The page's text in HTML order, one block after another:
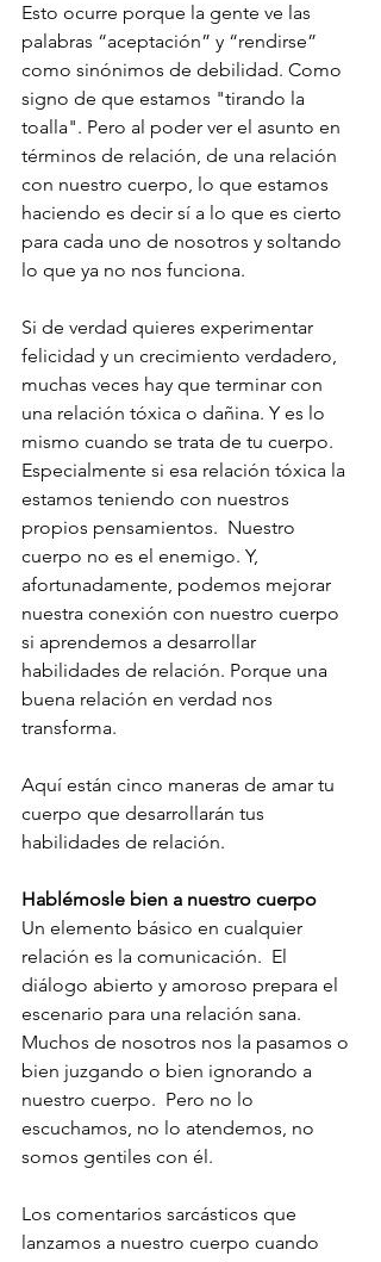
Esto ocurre porque la gente ve las
palabras “aceptación” y “rendirse”
como sinónimos de debilidad. Como
signo de que estamos "tirando la
toalla". Pero al poder ver el asunto en
términos de relación, de una relación
con nuestro cuerpo, lo que estamos
haciendo es decir sí a lo que es cierto
para cada uno de nosotros y soltando
lo que ya no nos funciona.
Si de verdad quieres experimentar
felicidad y un crecimiento verdadero,
muchas veces hay que terminar con
una relación tóxica o dañina. Y es lo
mismo cuando se trata de tu cuerpo.
Especialmente si esa relación tóxica la
estamos teniendo con nuestros
propios pensamientos.  Nuestro
cuerpo no es el enemigo. Y,
afortunadamente, podemos mejorar
nuestra conexión con nuestro cuerpo
si aprendemos a desarrollar
habilidades de relación. Porque una
buena relación en verdad nos
transforma.
Aquí están cinco maneras de amar tu
cuerpo que desarrollarán tus
habilidades de relación.
Hablémosle bien a nuestro cuerpo
Un elemento básico en cualquier
relación es la comunicación.  El
diálogo abierto y amoroso prepara el
escenario para una relación sana.
Muchos de nosotros nos la pasamos o
bien juzgando o bien ignorando a
nuestro cuerpo.  Pero no lo
escuchamos, no lo atendemos, no
somos gentiles con él.
Los comentarios sarcásticos que
lanzamos a nuestro cuerpo cuando